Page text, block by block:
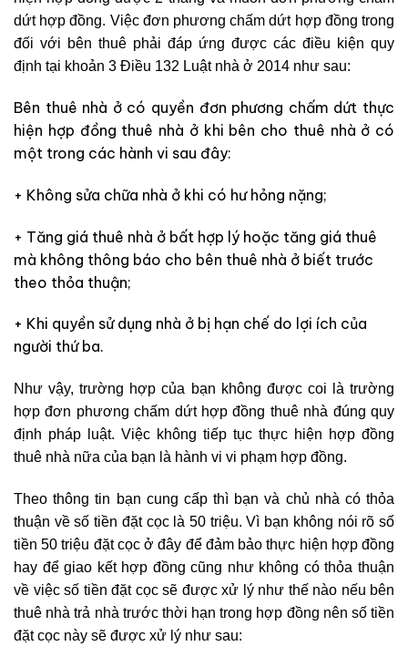
dứt hợp đồng. Việc đơn phương chấm dứt hợp đồng trong
đối với bên thuê phải đáp ứng được các điều kiện quy
định tại khoản 3 Điều 132 Luật nhà ở 2014 như sau:
Bên thuê nhà ở có quyền đơn phương chấm dứt thực
hiện hợp đồng thuê nhà ở khi bên cho thuê nhà ở có
một trong các hành vi sau đây:
+ Không sửa chữa nhà ở khi có hư hỏng nặng;
+ Tăng giá thuê nhà ở bất hợp lý hoặc tăng giá thuê
mà không thông báo cho bên thuê nhà ở biết trước
theo thỏa thuận;
+ Khi quyền sử dụng nhà ở bị hạn chế do lợi ích của
người thứ ba.
Như vậy, trường hợp của bạn không được coi là trường
hợp đơn phương chấm dứt hợp đồng thuê nhà đúng quy
định pháp luật. Việc không tiếp tục thực hiện hợp đồng
thuê nhà nữa của bạn là hành vi vi phạm hợp đồng.
Theo thông tin bạn cung cấp thì bạn và chủ nhà có thỏa
thuận về số tiền đặt cọc là 50 triệu. Vì bạn không nói rõ số
tiền 50 triệu đặt cọc ở đây để đảm bảo thực hiện hợp đồng
hay để giao kết hợp đồng cũng như không có thỏa thuận
về việc số tiền đặt cọc sẽ được xử lý như thế nào nếu bên
thuê nhà trả nhà trước thời hạn trong hợp đồng nên số tiền
đặt cọc này sẽ được xử lý như sau: